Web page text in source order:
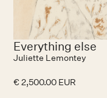
Everything else
Juliette Lemontey
€ 2,500.00 EUR